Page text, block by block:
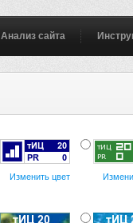
Анализ сайта
Изменить цвет